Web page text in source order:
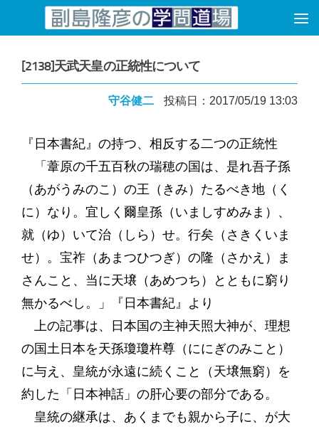
コンテンツへスキップ
[2138]天武天皇の正統性について
守谷健二 投稿日：2017/05/19 13:03
『日本書紀』の持つ、相反する二つの正統性
「葦原の千五百秋の瑞穂の国は、是れ吾子孫
（あがうみのこ）の王（きみ）たるべき地（く
に）なり。宜しく爾皇孫（いましすめみま）、
就（ゆ）いて治（しら）せ。行矣（さきくいま
せ）。宝祚（あまつひつぎ）の隆（さかえ）ま
さんこと、当に天壌（あめつち）とともに窮り
無かるべし。」『日本書紀』より
上の記事は、日本国の主神天照大神が、理想
の国土日本を天孫瓊瓊杵尊（ににぎのみこと）
に与え、皇統が永遠に続くこと（天壌無窮）を
約した「日本神話」の肝心要の部分である。
皇統の継承は、あくまでも親から子に、が大